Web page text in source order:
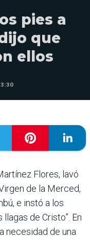
pies a
que
ellos
Flores, lavó
de la Merced,
e instó a los
de Cristo”. En
necesi­dad de una